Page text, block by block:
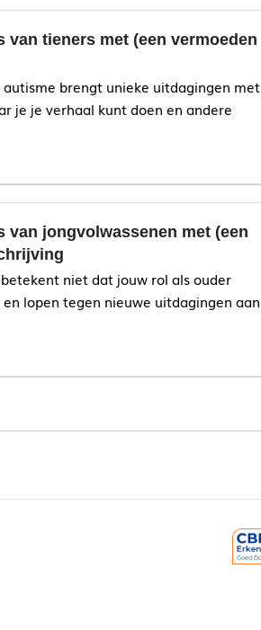
tieners met (een vermoeden
brengt unieke uitdagingen met
je je verhaal kunt doen en andere
van jongvolwassenen met (een
niet dat jouw rol als ouder
lopen tegen nieuwe uitdagingen aan